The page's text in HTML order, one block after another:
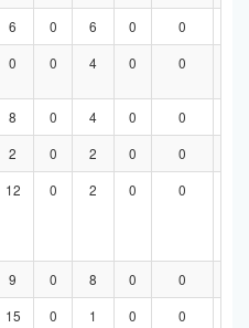
6 0 6 0 0
0 0 4 0 0
8 0 4 0 0
2 0 2 0 0
12 0 2 0 0
9 0 8 0 0
15 0 1 0 0